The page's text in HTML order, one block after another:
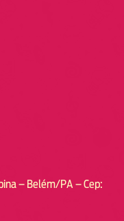
– Belém/PA – Cep: